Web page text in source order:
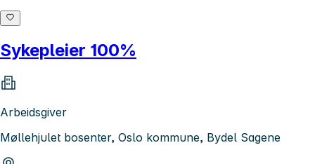
Sykepleier 100%
Arbeidsgiver
Møllehjulet bosenter, Oslo kommune, Bydel Sagene